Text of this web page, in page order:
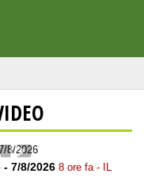
7/8/2026 8 ore fa - IL